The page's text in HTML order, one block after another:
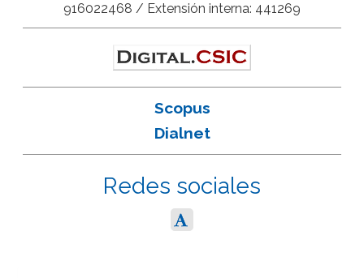
916022468 / Extensión interna: 441269
Scopus
Dialnet
Redes sociales